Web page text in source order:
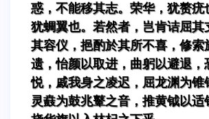
惑，不能移其志。荣华，犹赘疣
犹蜩翼也。若然者，岂肯诘屈其
其容仪，挹酌於其所不喜，修索
遗，怡颜以取进，曲躬以避退，
悦，戚我身之凌迟，屈龙渊为锥
灵鼖为鼓兆鼙之音，推黄钺以适